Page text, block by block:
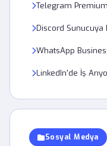
Sosyal Medya
Telegram
Discord Sunucuya
WhatsApp
LinkedIn'de İş